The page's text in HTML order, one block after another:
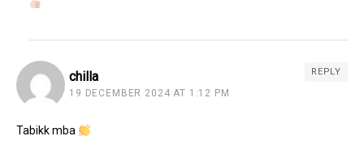
chilla
19 DECEMBER 2024 AT 1:12 PM
REPLY
Tabikk mba